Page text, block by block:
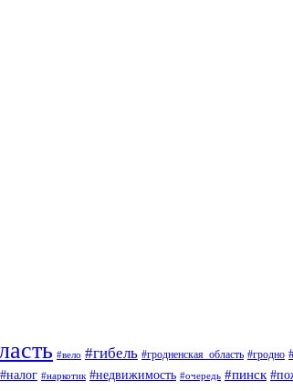
#вело #гибель #гродненская_область #гродно
#налог #наркотик #недвижимость #очередь #пинск